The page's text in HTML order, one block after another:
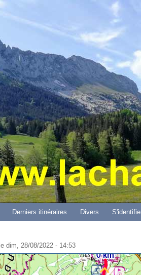
Aller
le dim, 28/08/2022 - 14:53
Derniers itinéraires Divers